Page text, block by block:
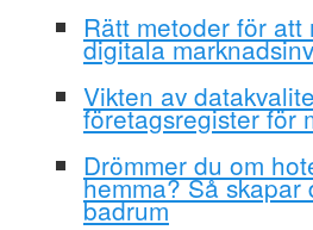
Rätt metoder för att
digitala
Vikten av
företagsregister för
Drömmer du om
hemma? Så skapar
badrum